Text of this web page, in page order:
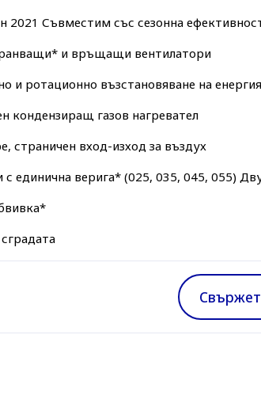
Съвместим със сезонна ефективност
и връщащи вентилатори
и ротационно възстановяване на енергия
кондензиращ газов нагревател
страничен вход-изход за въздух
единична верига* (025, 035, 045, 055)